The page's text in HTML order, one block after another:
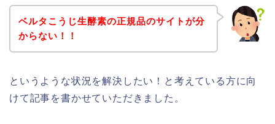
ベルタこうじ生酵素の正規品のサイトが分
からない！！
というような状況を解決したい！と考えている方に向
けて記事を書かせていただきました。